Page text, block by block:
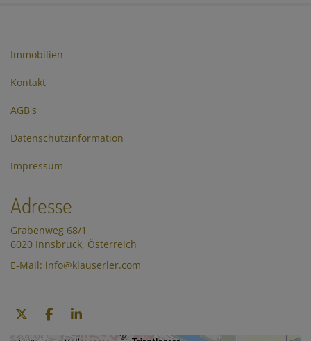
Immobilien
Kontakt
AGB's
Datenschutzinformation
Impressum
Adresse
Grabenweg 68/1
6020 Innsbruck, Österreich
E-Mail: info@klauserler.com